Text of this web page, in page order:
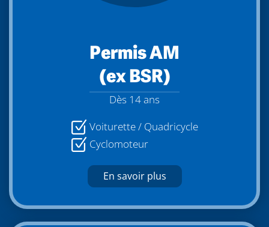
Permis AM
(ex BSR)
Dès 14 ans
Voiturette / Quadricycle
Cyclomoteur
En savoir plus